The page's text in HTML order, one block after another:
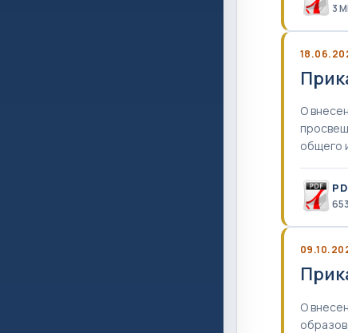
3
О
общего
О